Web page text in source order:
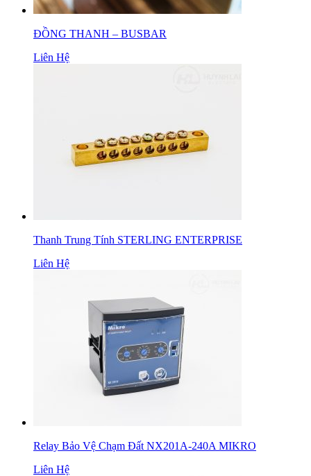
ĐỒNG THANH – BUSBAR
Liên Hệ
Thanh Trung Tính STERLING ENTERPRISE
Liên Hệ
Relay Bảo Vệ Chạm Đất NX201A-240A MIKRO
Liên Hệ